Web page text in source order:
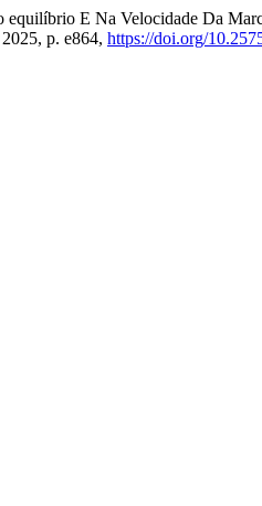
E Na Velocidade Da
p. e864, https://doi.org/